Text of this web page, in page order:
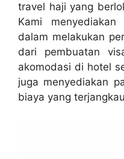
travel haji yang
Kami
dalam melakukan
dari pembuatan
akomodasi di hotel
juga menyediakan
biaya yang